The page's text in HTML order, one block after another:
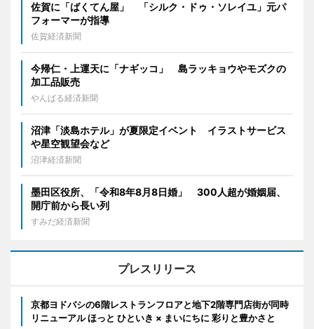
佐賀に「ばくてん屋」 「シルク・ドゥ・ソレイユ」元パ
フォーマーが指導
佐賀経済新聞
今帰仁・上運天に「ナギッコ」 島ラッキョウやモズクの
加工品販売
やんばる経済新聞
沼津「淡島ホテル」が夏限定イベント イラストサービス
や星空観望会など
沼津経済新聞
墨田区役所、「令和8年8月8日婚」 300人超が婚姻届、
開庁前から長い列
すみだ経済新聞
プレスリリース
京都ヨドバシの6階レストランフロアと地下2階専門店街が同時
リニューアル ほっと ひといき × まいにちに 彩りと豊かさと